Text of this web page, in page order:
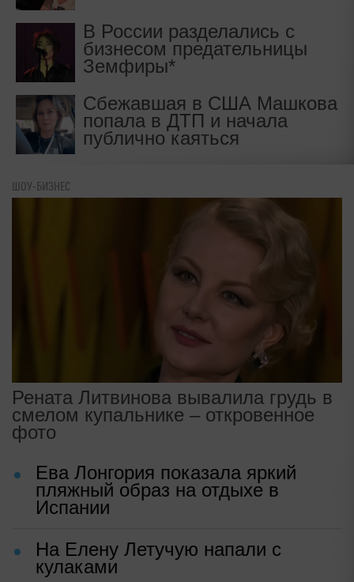
В России разделались с
бизнесом предательницы
Земфиры*
Сбежавшая в США Машкова
попала в ДТП и начала
публично каяться
ШОУ-БИЗНЕС
Рената Литвинова вывалила грудь в
смелом купальнике – откровенное
фото
Ева Лонгория показала яркий
пляжный образ на отдыхе в
Испании
На Елену Летучую напали с
кулаками